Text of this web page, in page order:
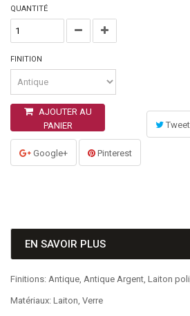
QUANTITÉ
FINITION
AJOUTER AU
PANIER
Tweet
Google+ Pinterest
EN SAVOIR PLUS
Finitions: Antique, Antique Argent, Laiton
Matériaux: Laiton, Verre